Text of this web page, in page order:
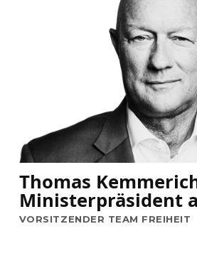
Thomas
Ministerpräsident
VORSITZENDER TEAM FREIHEIT